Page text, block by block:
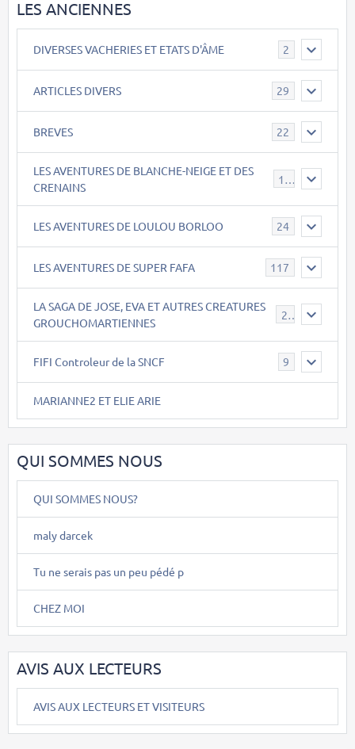
LES ANCIENNES
DIVERSES VACHERIES ET ETATS D'ÂME 2
ARTICLES DIVERS 29
BREVES 22
LES AVENTURES DE BLANCHE-NEIGE ET DES
CRENAINS
17
LES AVENTURES DE LOULOU BORLOO 24
LES AVENTURES DE SUPER FAFA 117
LA SAGA DE JOSE, EVA ET AUTRES CREATURES
GROUCHOMARTIENNES
26
FIFI Controleur de la SNCF 9
MARIANNE2 ET ELIE ARIE
QUI SOMMES NOUS
QUI SOMMES NOUS?
maly darcek
Tu ne serais pas un peu pédé p
CHEZ MOI
AVIS AUX LECTEURS
AVIS AUX LECTEURS ET VISITEURS